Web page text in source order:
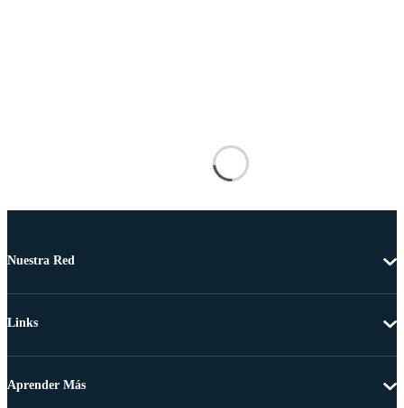
Nuestra Red
Links
Aprender Más